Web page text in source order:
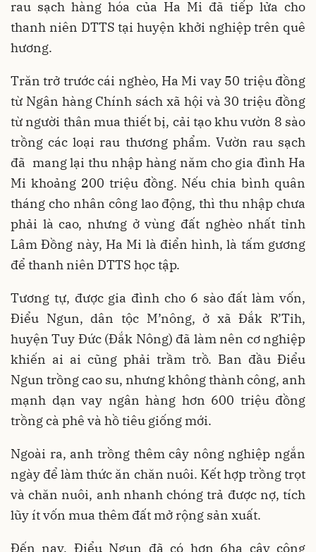
rau sạch hàng hóa của Ha Mi đã tiếp lửa cho
thanh niên DTTS tại huyện khởi nghiệp trên quê
hương.
Trăn trở trước cái nghèo, Ha Mi vay 50 triệu đồng
từ Ngân hàng Chính sách xã hội và 30 triệu đồng
từ người thân mua thiết bị, cải tạo khu vườn 8 sào
trồng các loại rau thương phẩm. Vườn rau sạch
đã mang lại thu nhập hàng năm cho gia đình Ha
Mi khoảng 200 triệu đồng. Nếu chia bình quân
tháng cho nhân công lao động, thì thu nhập chưa
phải là cao, nhưng ở vùng đất nghèo nhất tỉnh
Lâm Đồng này, Ha Mi là điển hình, là tấm gương
để thanh niên DTTS học tập.
Tương tự, được gia đình cho 6 sào đất làm vốn,
Ðiểu Ngun, dân tộc M’nông, ở xã Ðắk R’Tih,
huyện Tuy Ðức (Đắk Nông) đã làm nên cơ nghiệp
khiến ai ai cũng phải trầm trồ. Ban đầu Điểu
Ngun trồng cao su, nhưng không thành công, anh
mạnh dạn vay ngân hàng hơn 600 triệu đồng
trồng cà phê và hồ tiêu giống mới.
Ngoài ra, anh trồng thêm cây nông nghiệp ngắn
ngày để làm thức ăn chăn nuôi. Kết hợp trồng trọt
và chăn nuôi, anh nhanh chóng trả được nợ, tích
lũy ít vốn mua thêm đất mở rộng sản xuất.
Đến nay, Điểu Ngun đã có hơn 6ha cây công